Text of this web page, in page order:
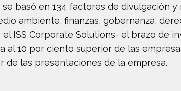
basó en 134 factores de divulgación
ambiente, finanzas, gobernanza,
ISS Corporate Solutions- el brazo de
al 10 por ciento superior de las
las presentaciones de la empresa.